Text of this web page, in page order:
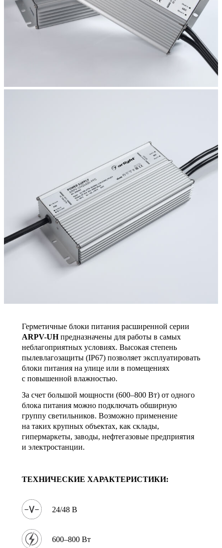
Герметичные блоки питания расширенной серии
ARPV-UHпредназначены для работы в самых
неблагоприятных условиях. Высокая степень
пылевлагозащиты (IP67) позволяет эксплуатировать
блоки питания на улице или в помещениях
с повышенной влажностью.
За счет большой мощности (600–800 Вт) от одного
блока питания можно подключать обширную
группу светильников. Возможно применение
на таких крупных объектах, как склады,
гипермаркеты, заводы, нефтегазовые предприятия
и электростанции.
ТЕХНИЧЕСКИЕ ХАРАКТЕРИСТИКИ:
24/48 В
600–800 Вт